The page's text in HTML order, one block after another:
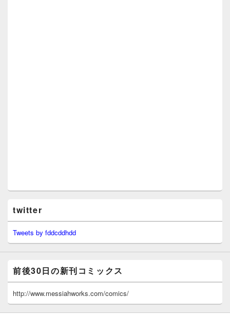
twitter
Tweets by fddcddhdd
前後30日の新刊コミックス
http://www.messiahworks.com/comics/